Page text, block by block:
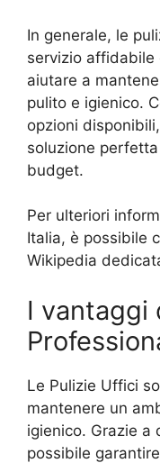
In generale, le
servizio affidabile
aiutare a
pulito e igienico.
opzioni
soluzione
budget.
Per ulteriori
Italia, è possibile
Wikipedia
I vantaggi
Le Pulizie Uffici
mantenere un
igienico. Grazie a
possibile